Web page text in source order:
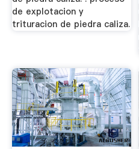
de explotacion y
trituracion de piedra caliza.